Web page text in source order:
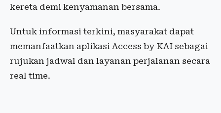
kereta demi kenyamanan bersama.
Untuk informasi terkini, masyarakat dapat
memanfaatkan aplikasi Access by KAI sebagai
rujukan jadwal dan layanan perjalanan secara
real time.